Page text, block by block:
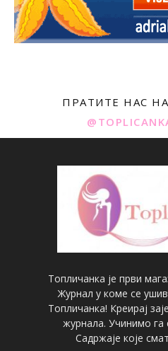
ПРАТИТЕ НАС
Топличанка је први
Журнал у коме се
Топличанка! Креирај
журнала. Учинимо га
Садржаје које